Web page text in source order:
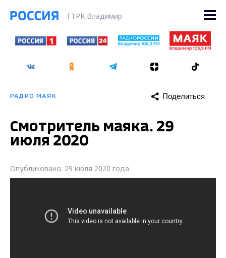
ГТРК Владимир
РАДИО МАЯК Поделиться
Смотритель маяка. 29
июля 2020
Опубликовано: 29 июля 2020 года